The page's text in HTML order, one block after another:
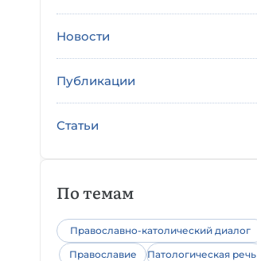
Новости
Публикации
Статьи
По темам
Православно-католический диалог
Православие
Патологическая речь